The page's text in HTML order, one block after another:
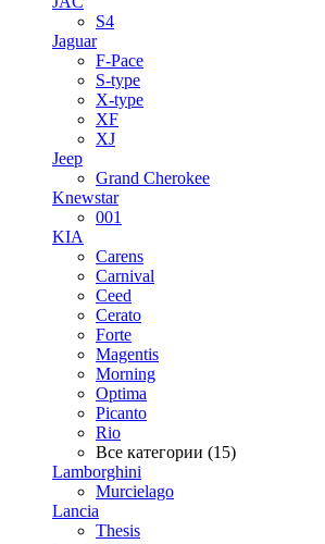
S4
Jaguar
F-Pace
S-type
X-type
XF
XJ
Jeep
Grand Cherokee
Knewstar
001
KIA
Carens
Carnival
Ceed
Cerato
Forte
Magentis
Morning
Optima
Picanto
Rio
Все категории (15)
Lamborghini
Murcielago
Lancia
Thesis